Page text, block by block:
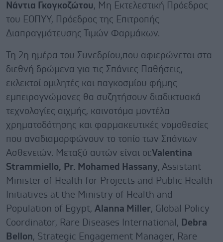
Νάντια Γκογκοζώτου, Μη Εκτελεστική Πρόεδρος
του ΕΟΠΥΥ, Πρόεδρος της Επιτροπής
Διαπραγμάτευσης Τιμών Φαρμάκων.
Τη 2η ημέρα του Συνεδρίου,που αφιερώνεται στα
διεθνή δρώμενα για τις Σπάνιες Παθήσεις,
εκλεκτοί ομιλητές και παγκοσμίου φήμης
εμπειρογνώμονες θα συζητήσουν διαδικτυακά
τεχνολογίες αιχμής, καινοτόμα μοντέλα
χρηματοδότησης και φαρμακευτικές νομοθεσίες
που αναδιαμορφώνουν το τοπίο των Σπάνιων
Ασθενειών. Μεταξύ αυτών είναι οι:Valentina
Strammiello, Pr. Mohamed Hassany, Assistant
Minister of Health for Projects and Public Health
Initiatives at the Ministry of Health and
Population of Egypt, Alanna Miller, Global Policy
Coordinator, Rare Diseases International, Debra
Bellon, Strategic Engagement Manager, Rare